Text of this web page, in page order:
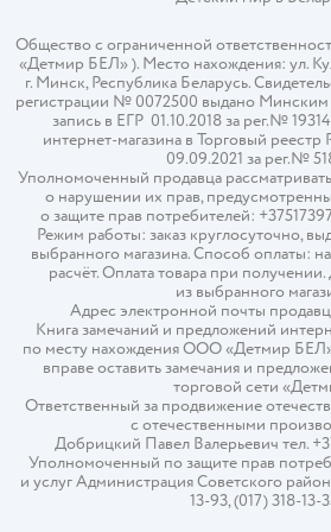
Общество с ограниченной
«Детмир БЕЛ» ). Место нахождения: ул.
г. Минск, Республика Беларусь.
регистрации № 0072500 выдано Минским
запись в ЕГР 01.10.2018 за рег.№
интернет-магазина в Торговый реестр
09.09.2021 за рег.№
Уполномоченный продавца
о нарушении их прав,
о защите прав потребителей:
Режим работы: заказ круглосуточно,
выбранного магазина. Способ оплаты:
расчёт. Оплата товара при
из выбранного
Адрес электронной почты
Книга замечаний и предложений
по месту нахождения ООО «Детмир
вправе оставить замечания и
торговой сети
Ответственный за продвижение
с отечественными
Добрицкий Павел Валерьевич тел.
Уполномоченный по защите прав
и услуг Администрация Советского
13-93, (017) 318-13-